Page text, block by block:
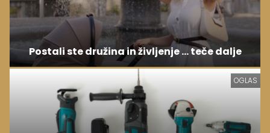
Postali ste družina in življenje ... teče dalje
OGLAS